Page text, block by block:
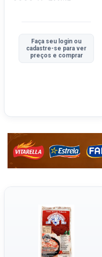
Faça seu login ou
cadastre-se para ver
preços e comprar